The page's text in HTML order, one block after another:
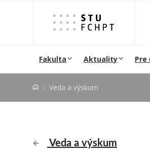
Fakulta Aktuality Pre
Veda a výskum
Veda a výskum